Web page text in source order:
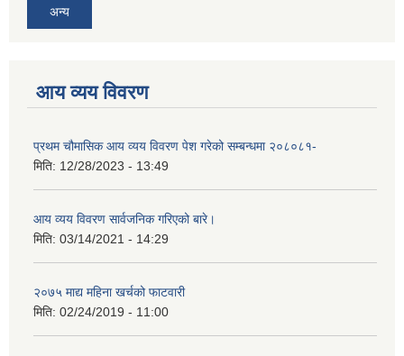
अन्य
आय व्यय विवरण
प्रथम चौमासिक आय व्यय विवरण पेश गरेको सम्बन्धमा २०८०८१-
मिति: 12/28/2023 - 13:49
आय व्यय विवरण सार्वजनिक गरिएको बारे।
मिति: 03/14/2021 - 14:29
२०७५ माद्य महिना खर्चको फाटवारी
मिति: 02/24/2019 - 11:00